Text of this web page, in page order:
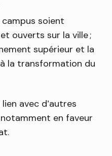
soient
ouverts sur la ville ;
supérieur et la
la transformation du
avec d’autres
en faveur